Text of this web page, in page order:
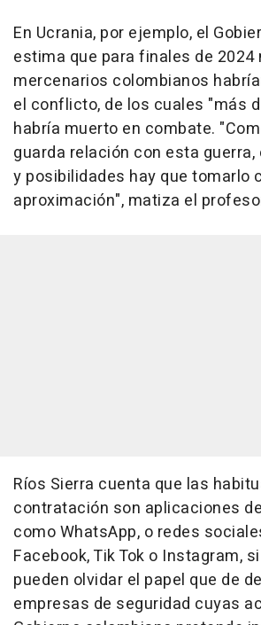
En Ucrania, por ejemplo, el
estima que para finales de 2024
mercenarios colombianos
el conflicto, de los cuales "más
habría muerto en combate.
guarda relación con esta
y posibilidades hay que tomarlo
aproximación", matiza el
Ríos Sierra cuenta que las
contratación son aplicaciones
como WhatsApp, o redes
Facebook, Tik Tok o Instagram,
pueden olvidar el papel que de
empresas de seguridad cuyas